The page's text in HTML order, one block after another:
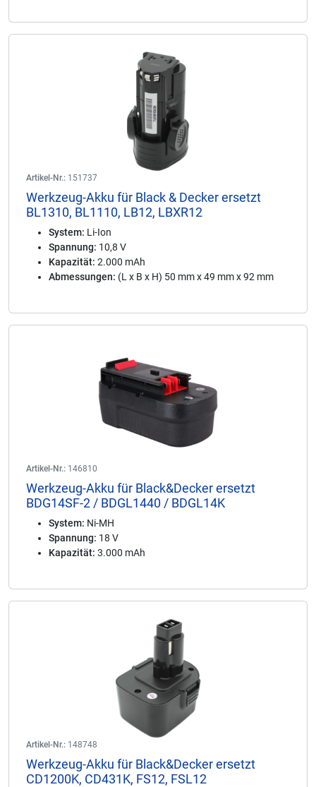
Artikel-Nr.: 151737
Werkzeug-Akku für Black & Decker ersetzt
BL1310, BL1110, LB12, LBXR12
System: Li-Ion
Spannung: 10,8 V
Kapazität: 2.000 mAh
Abmessungen: (L x B x H) 50 mm x 49 mm x 92 mm
Artikel-Nr.: 146810
Werkzeug-Akku für Black&Decker ersetzt
BDG14SF-2 / BDGL1440 / BDGL14K
System: Ni-MH
Spannung: 18 V
Kapazität: 3.000 mAh
Artikel-Nr.: 148748
Werkzeug-Akku für Black&Decker ersetzt
CD1200K, CD431K, FS12, FSL12